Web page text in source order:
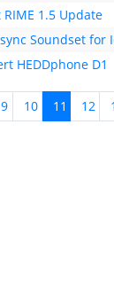
1.5 Update
Soundset for
HEDDphone D1
9 10 11 12